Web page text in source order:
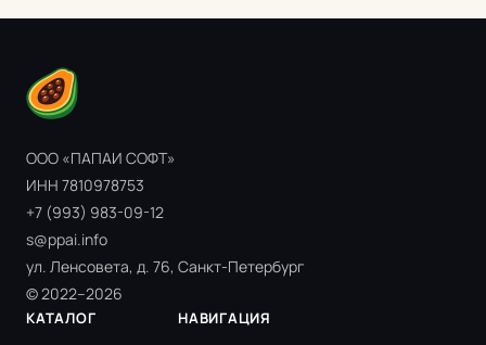
ООО «ПАПАИ СОФТ»
ИНН 7810978753
+7 (993) 983-09-12
s@ppai.info
ул. Ленсовета, д. 76, Санкт-Петербург
© 2022–2026
КАТАЛОГ НАВИГАЦИЯ